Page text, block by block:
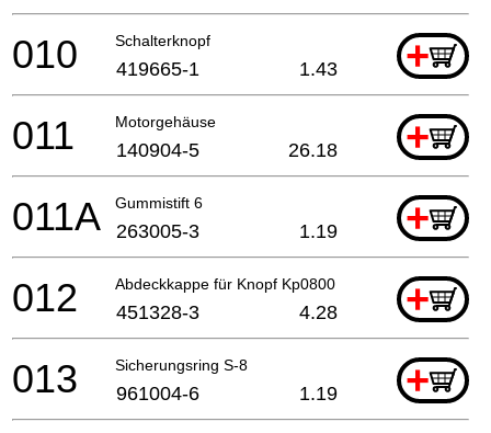
Schalterknopf +
010 419665-1 1.43
Motorgehäuse +
011 140904-5 26.18
Gummistift 6 +
011A 263005-3 1.19
Abdeckkappe für Knopf Kp0800 +
012 451328-3 4.28
Sicherungsring S-8 +
013 961004-6 1.19